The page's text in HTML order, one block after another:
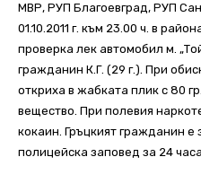
МВР, РУП Благоевград, РУП
01.10.2011 г. към 23.00 ч. в
проверка лек автомобил м.
гражданин К.Г. (29 г.). При
откриха в жабката плик с 80
вещество. При полевия
кокаин. Гръцкият гражданин
полицейска заповед за 24